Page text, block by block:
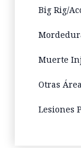
Big Rig/
Muerte
Otras
Lesiones